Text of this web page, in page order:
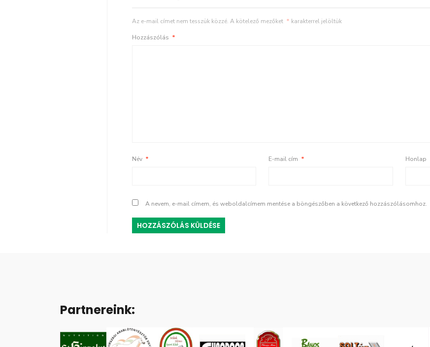
Az e-mail címet nem tesszük közzé. A kötelező mezőket * karakterrel jelöltük
Hozzászólás *
Név * E-mail cím * Honlap
A nevem, e-mail címem, és weboldalcímem mentése a böngészőben a következő hozzászólásomhoz.
Partnereink: